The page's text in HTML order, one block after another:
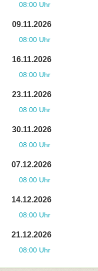
08:00 Uhr
09.11.2026
08:00 Uhr
16.11.2026
08:00 Uhr
23.11.2026
08:00 Uhr
30.11.2026
08:00 Uhr
07.12.2026
08:00 Uhr
14.12.2026
08:00 Uhr
21.12.2026
08:00 Uhr